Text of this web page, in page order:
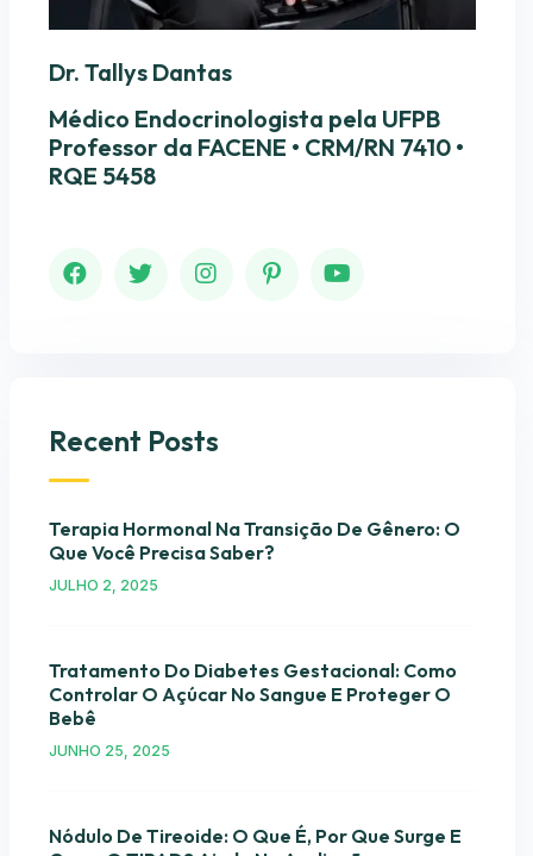
Dr. Tallys Dantas
Médico Endocrinologista pela UFPB
Professor da FACENE • CRM/RN 7410 •
RQE 5458
Recent Posts
Terapia Hormonal Na Transição De Gênero: O
Que Você Precisa Saber?
JULHO 2, 2025
Tratamento Do Diabetes Gestacional: Como
Controlar O Açúcar No Sangue E Proteger O
Bebê
JUNHO 25, 2025
Nódulo De Tireoide: O Que É, Por Que Surge E